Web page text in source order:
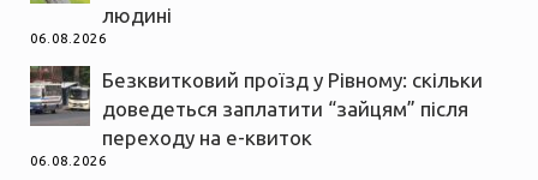
людині
06.08.2026
Безквитковий проїзд у Рівному: скільки
доведеться заплатити “зайцям” після
переходу на е-квиток
06.08.2026